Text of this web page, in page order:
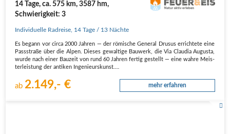
14 Tage, ca. 575 km, 3587 hm,
Schwierigkeit: 3
Individuelle Radreise 14 Tage / 13 Nächte
Es begann vor cir­ca 2000 Jah­ren — der römi­sche Gene­ral Dru­sus errich­te­te eine
Pass­stra­ße über die Alpen. Die­ses gewal­ti­ge Bau­werk, die Via Clau­dia Augus­ta,
wur­de nach einer Bau­zeit von rund 60 Jah­ren fer­tig gestellt — eine wah­re Meis­
ter­leis­tung der anti­ken Inge­nieurs­kunst.…
ab 2.149,- € mehr erfahren